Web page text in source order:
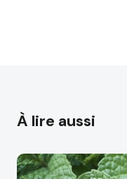
À lire aussi